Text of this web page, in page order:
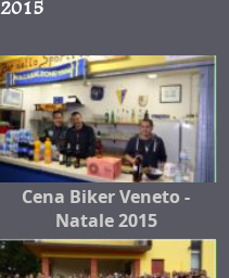
2015
Cena Biker Veneto -
Natale 2015